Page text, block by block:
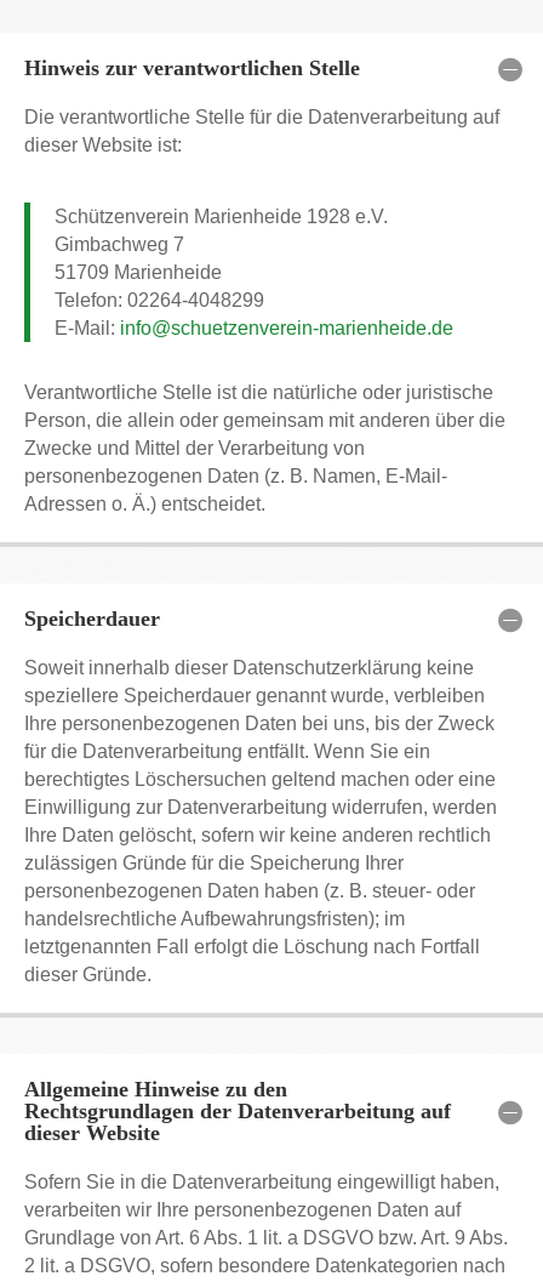
Hinweis zur verantwortlichen Stelle
Die verantwortliche Stelle für die Datenverarbeitung auf
dieser Website ist:
Schützenverein Marienheide 1928 e.V.
Gimbachweg 7
51709 Marienheide
Telefon: 02264-4048299
E-Mail: info@schuetzenverein-marienheide.de
Verantwortliche Stelle ist die natürliche oder juristische
Person, die allein oder gemeinsam mit anderen über die
Zwecke und Mittel der Verarbeitung von
personenbezogenen Daten (z. B. Namen, E-Mail-
Adressen o. Ä.) entscheidet.
Speicherdauer
Soweit innerhalb dieser Datenschutzerklärung keine
speziellere Speicherdauer genannt wurde, verbleiben
Ihre personenbezogenen Daten bei uns, bis der Zweck
für die Datenverarbeitung entfällt. Wenn Sie ein
berechtigtes Löschersuchen geltend machen oder eine
Einwilligung zur Datenverarbeitung widerrufen, werden
Ihre Daten gelöscht, sofern wir keine anderen rechtlich
zulässigen Gründe für die Speicherung Ihrer
personenbezogenen Daten haben (z. B. steuer- oder
handelsrechtliche Aufbewahrungsfristen); im
letztgenannten Fall erfolgt die Löschung nach Fortfall
dieser Gründe.
Allgemeine Hinweise zu den
Rechtsgrundlagen der Datenverarbeitung auf
dieser Website
Sofern Sie in die Datenverarbeitung eingewilligt haben,
verarbeiten wir Ihre personenbezogenen Daten auf
Grundlage von Art. 6 Abs. 1 lit. a DSGVO bzw. Art. 9 Abs.
2 lit. a DSGVO, sofern besondere Datenkategorien nach